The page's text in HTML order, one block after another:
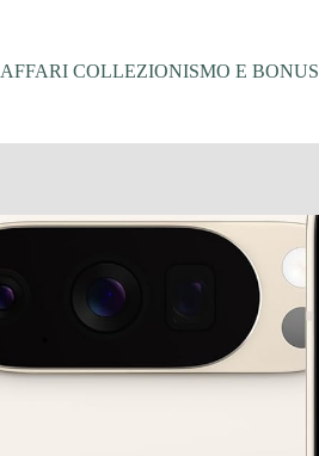
AFFARI COLLEZIONISMO E BONUS